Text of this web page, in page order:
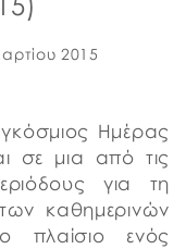
2015
Ημέρας
σε μια από τις
για τη
καθημερινών
πλαίσιο ενός